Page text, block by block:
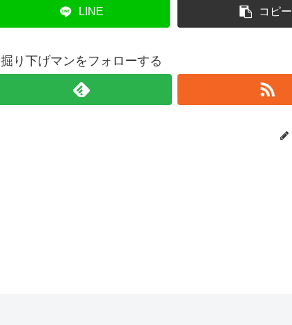
LINE コピー
掘り下げマンをフォローする